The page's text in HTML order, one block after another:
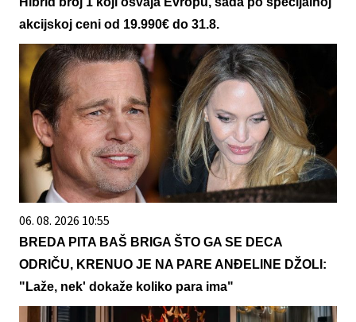
akcijskoj ceni od 19.990€ do 31.8.
06. 08. 2026 10:55
BREDA PITA BAŠ BRIGA ŠTO GA SE DECA
ODRIČU, KRENUO JE NA PARE ANĐELINE DŽOLI:
"Laže, nek' dokaže koliko para ima"